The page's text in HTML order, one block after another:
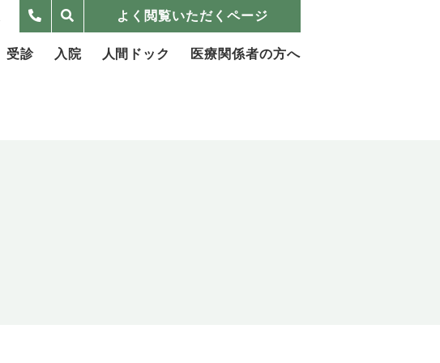
よく閲覧いただくページ
受診 入院 人間ドック 医療関係者の方へ